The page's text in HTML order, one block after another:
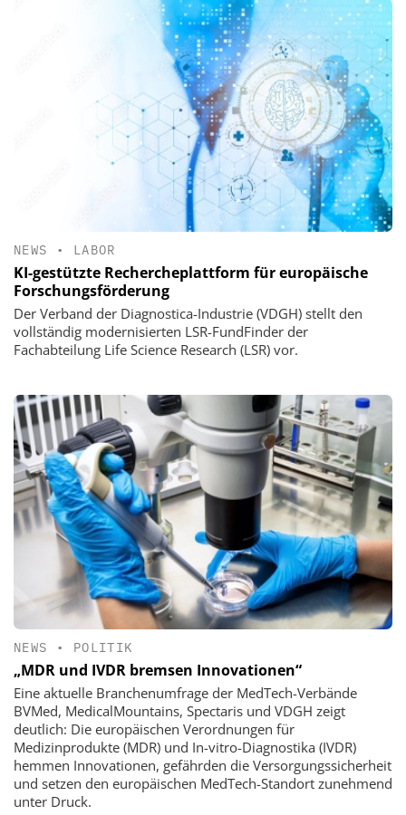
NEWS • LABOR
KI-gestützte Rechercheplattform für europäische
Forschungsförderung
Der Verband der Diagnostica-Industrie (VDGH) stellt den
vollständig modernisierten LSR-FundFinder der
Fachabteilung Life Science Research (LSR) vor.
NEWS • POLITIK
„MDR und IVDR bremsen Innovationen“
Eine aktuelle Branchenumfrage der MedTech-Verbände
BVMed, MedicalMountains, Spectaris und VDGH zeigt
deutlich: Die europäischen Verordnungen für
Medizinprodukte (MDR) und In-vitro-Diagnostika (IVDR)
hemmen Innovationen, gefährden die Versorgungssicherheit
und setzen den europäischen MedTech-Standort zunehmend
unter Druck.